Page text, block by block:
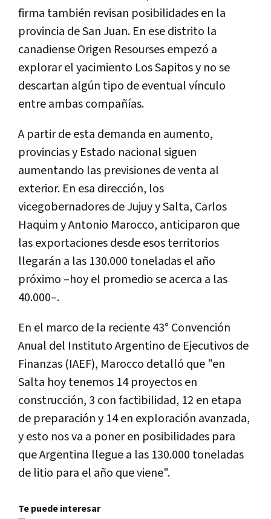
firma también revisan posibilidades en la
provincia de San Juan. En ese distrito la
canadiense Origen Resourses empezó a
explorar el yacimiento Los Sapitos y no se
descartan algún tipo de eventual vínculo
entre ambas compañías.
A partir de esta demanda en aumento,
provincias y Estado nacional siguen
aumentando las previsiones de venta al
exterior. En esa dirección, los
vicegobernadores de Jujuy y Salta, Carlos
Haquim y Antonio Marocco, anticiparon que
las exportaciones desde esos territorios
llegarán a las 130.000 toneladas el año
próximo –hoy el promedio se acerca a las
40.000–.
En el marco de la reciente 43° Convención
Anual del Instituto Argentino de Ejecutivos de
Finanzas (IAEF), Marocco detalló que "en
Salta hoy tenemos 14 proyectos en
construcción, 3 con factibilidad, 12 en etapa
de preparación y 14 en exploración avanzada,
y esto nos va a poner en posibilidades para
que Argentina llegue a las 130.000 toneladas
de litio para el año que viene".
Te puede interesar